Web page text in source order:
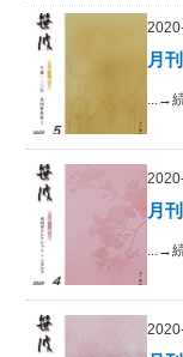
月
...→
月
...→